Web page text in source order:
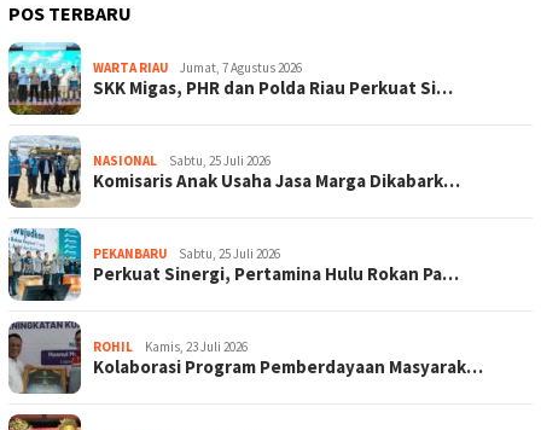
POS TERBARU
WARTA RIAU Jumat, 7 Agustus 2026
SKK Migas, PHR dan Polda Riau Perkuat Si…
NASIONAL Sabtu, 25 Juli 2026
Komisaris Anak Usaha Jasa Marga Dikabark…
PEKANBARU Sabtu, 25 Juli 2026
Perkuat Sinergi, Pertamina Hulu Rokan Pa…
ROHIL Kamis, 23 Juli 2026
Kolaborasi Program Pemberdayaan Masyarak…